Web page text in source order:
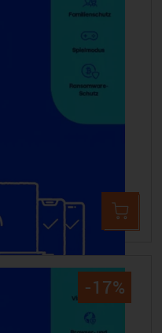
Geräte 3 Jahre
-17%